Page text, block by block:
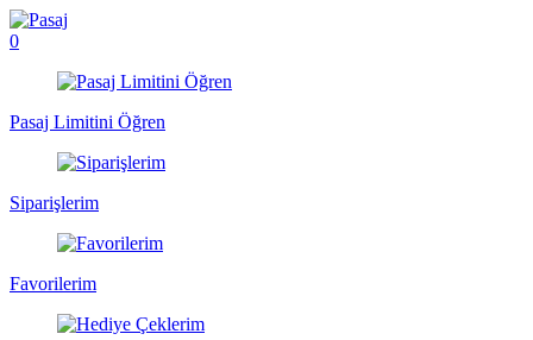
0
Pasaj Limitini Öğren
Siparişlerim
Favorilerim